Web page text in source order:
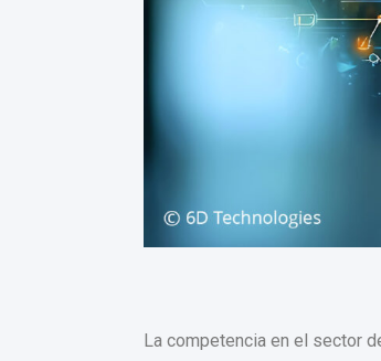
La competencia en el sector